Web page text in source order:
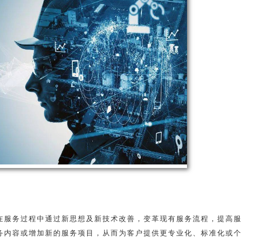
务过程中通过新思想及新技术改善，变革现有服务流程，提高服
容或增加新的服务项目，从而为客户提供更专业化、标准化或个